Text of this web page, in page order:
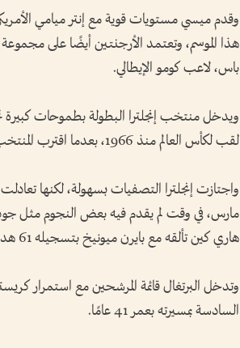
هذا الموسم، وتعتمد الأرجنتين أيضًا على مجموعة
باس، لاعب كومو الإيطالي.
ويدخل منتخب إنجلترا البطولة بطموحات كبيرة
لقب لكأس العالم منذ 1966، بعدما اقترب المنتخب من المنصات خلال السنوات الماضية دون تتويج.
واجتازت إنجلترا التصفيات بسهولة، لكنها
مارس، في وقت لم يقدم فيه بعض النجوم مثل
هاري كين تألقه مع بايرن ميونيخ بتسجيله 61 هدفًا هذا الموسم.
وتدخل البرتغال قائمة المرشحين مع استمرار
السادسة بمسيرته بعمر 41 عامًا.